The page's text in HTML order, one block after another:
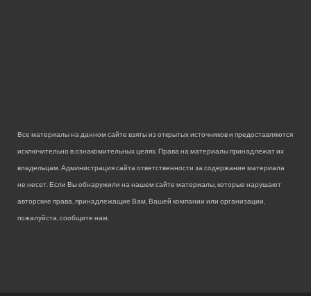
Все материалы на данном сайте взяты из открытых источников и предоставляются
исключительно в ознакомительных целях. Права на материалы принадлежат их
владельцам. Администрация сайта ответственности за содержание материала
не несет. Если Вы обнаружили на нашем сайте материалы, которые нарушают
авторские права, принадлежащие Вам, Вашей компании или организации,
пожалуйста, сообщите нам.